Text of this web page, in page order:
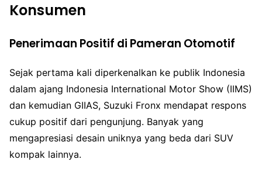
Konsumen
Penerimaan Positif di Pameran Otomotif
Sejak pertama kali diperkenalkan ke publik Indonesia
dalam ajang Indonesia International Motor Show (IIMS)
dan kemudian GIIAS, Suzuki Fronx mendapat respons
cukup positif dari pengunjung. Banyak yang
mengapresiasi desain uniknya yang beda dari SUV
kompak lainnya.